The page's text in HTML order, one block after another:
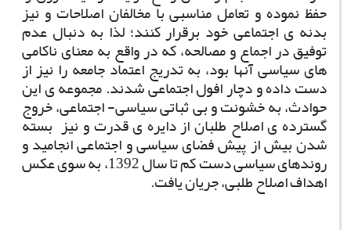
حفظ نموده و تعامل مناسبی با مخالفان اصلاحات و نیز
بدنه ی اجتماعی خود برقرار کنند؛ لذا به دنبال عدم
توفیق در اجماع و مصالحه، که در واقع به معنای ناکامی
های سیاسی آنها بود، به تدریج اعتماد جامعه را نیز از
دست داده و دچار افول اجتماعی شدند. مجموعه ی این
حوادث، به خشونت و بی ثباتی سیاسی- اجتماعی، خروج
گسترده ی اصلاح طلبان از دایره ی قدرت و نیز بسته
شدن بیش از پیش فضای سیاسی و اجتماعی انجامید و
روندهای سیاسی دست کم تا سال 1392، به سوی عکس
اهداف اصلاح طلبی، جریان یافت.